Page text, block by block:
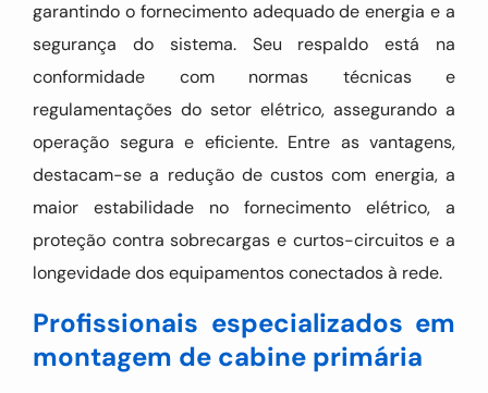
garantindo o fornecimento adequado de energia e a
segurança do sistema. Seu respaldo está na
conformidade com normas técnicas e
regulamentações do setor elétrico, assegurando a
operação segura e eficiente. Entre as vantagens,
destacam-se a redução de custos com energia, a
maior estabilidade no fornecimento elétrico, a
proteção contra sobrecargas e curtos-circuitos e a
longevidade dos equipamentos conectados à rede.
Profissionais especializados em
montagem de cabine primária